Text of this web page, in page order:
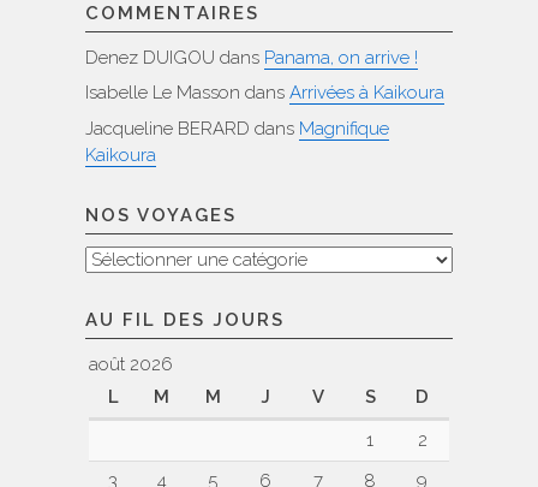
COMMENTAIRES
Denez DUIGOU dans Panama, on arrive !
Isabelle Le Masson dans Arrivées à Kaikoura
Jacqueline BERARD dans Magnifique
Kaikoura
NOS VOYAGES
Nos
AU FIL DES JOURS
août 2026
L
M M J V S
D
1
2
3
4 5 6 7 8 9